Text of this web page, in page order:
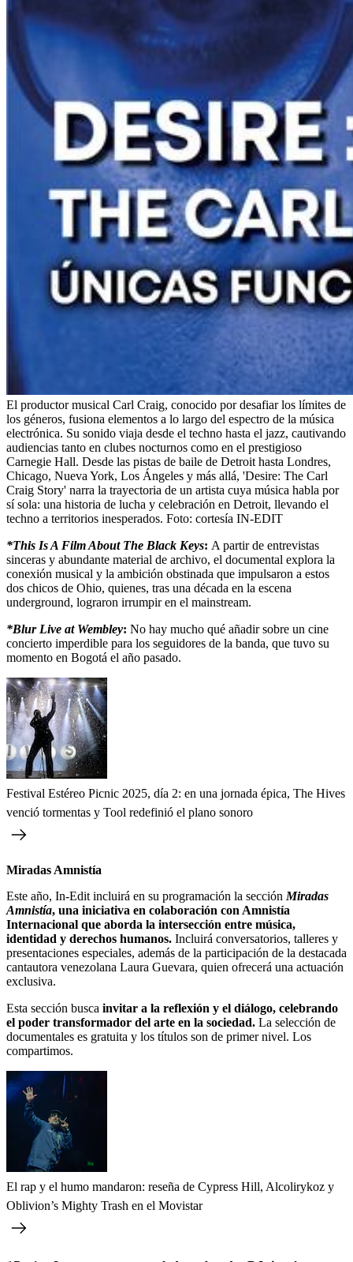
El productor musical Carl Craig, conocido por desafiar los límites de
los géneros, fusiona elementos a lo largo del espectro de la música
electrónica. Su sonido viaja desde el techno hasta el jazz, cautivando
audiencias tanto en clubes nocturnos como en el prestigioso
Carnegie Hall. Desde las pistas de baile de Detroit hasta Londres,
Chicago, Nueva York, Los Ángeles y más allá, 'Desire: The Carl
Craig Story' narra la trayectoria de un artista cuya música habla por
sí sola: una historia de lucha y celebración en Detroit, llevando el
techno a territorios inesperados. Foto: cortesía IN-EDIT
*This Is A Film About The Black Keys: A partir de entrevistas
sinceras y abundante material de archivo, el documental explora la
conexión musical y la ambición obstinada que impulsaron a estos
dos chicos de Ohio, quienes, tras una década en la escena
underground, lograron irrumpir en el mainstream.
*Blur Live at Wembley: No hay mucho qué añadir sobre un cine
concierto imperdible para los seguidores de la banda, que tuvo su
momento en Bogotá el año pasado.
Festival Estéreo Picnic 2025, día 2: en una jornada épica, The Hives
venció tormentas y Tool redefinió el plano sonoro
Miradas Amnistía
Este año, In-Edit incluirá en su programación la sección Miradas
Amnistía, una iniciativa en colaboración con Amnistía
Internacional que aborda la intersección entre música,
identidad y derechos humanos. Incluirá conversatorios, talleres y
presentaciones especiales, además de la participación de la destacada
cantautora venezolana Laura Guevara, quien ofrecerá una actuación
exclusiva.
Esta sección busca invitar a la reflexión y el diálogo, celebrando
el poder transformador del arte en la sociedad. La selección de
documentales es gratuita y los títulos son de primer nivel. Los
compartimos.
El rap y el humo mandaron: reseña de Cypress Hill, Alcolirykoz y
Oblivion’s Mighty Trash en el Movistar